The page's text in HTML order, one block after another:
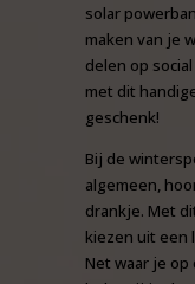
solar
maken van je
delen op
met dit
geschenk!
Bij de
algemeen,
drankje. Met
kiezen uit een
Net waar je